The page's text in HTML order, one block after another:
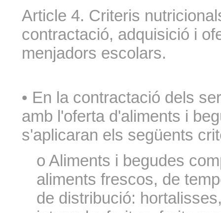
Article 4. Criteris
contractació, adquisició i
menjadors escolars.
• En la contractació dels
amb l'oferta d'aliments i
s'aplicaran els següents
o Aliments i begudes
aliments frescos, de
de distribució: